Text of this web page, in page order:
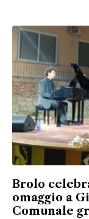
Brolo
omaggio a
Comunale